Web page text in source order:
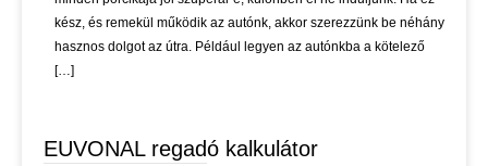
kész, és remekül működik az autónk, akkor szerezzünk be néhány
hasznos dolgot az útra. Például legyen az autónkba a kötelező
[…]
EUVONAL regadó kalkulátor